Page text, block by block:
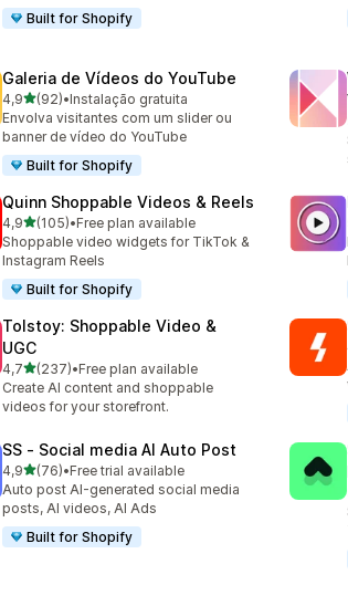
Built for Shopify
Galeria de Vídeos do YouTube
4,9de 5 estrelas
(92)
92 total de avaliações
•Instalação gratuita
Envolva visitantes com um slider ou
banner de vídeo do YouTube
Built for Shopify
Quinn Shoppable Videos & Reels
4,9de 5 estrelas
(105)
105 total de avaliações
•Free plan available
Shoppable video widgets for TikTok &
Instagram Reels
Built for Shopify
Tolstoy: Shoppable Video &
UGC
4,7de 5 estrelas
(237)
237 total de avaliações
•Free plan available
Create AI content and shoppable
videos for your storefront.
SS ‑ Social media AI Auto Post
4,9de 5 estrelas
(76)
76 total de avaliações
•Free trial available
Auto post AI-generated social media
posts, AI videos, AI Ads
Built for Shopify